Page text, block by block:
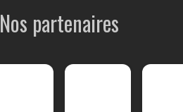
Nos partenaires